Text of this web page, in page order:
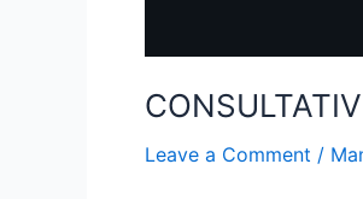
Leave a Comment /